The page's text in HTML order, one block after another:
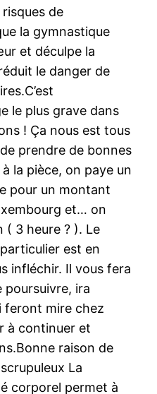
de
la gymnastique
et déculpe la
le danger de
le plus grave dans
! Ça nous est tous
prendre de bonnes
la pièce, on paye un
pour un montant
et… on
( 3 heure ? ). Le
est en
infléchir. Il vous fera
poursuivre, ira
feront mire chez
à continuer et
raison de
La
corporel permet à